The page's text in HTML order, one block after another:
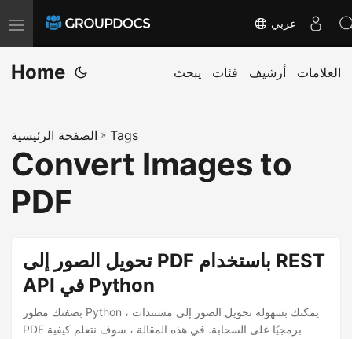
T
o
g
e
n
a
v
عربي
Home يبحث فئات أرشيف العلامات
الصفحة الرئيسية » Tags
Convert Images to
PDF
تحويل الصور إلى PDF باستخدام REST
API في Python
بصفتك مطور Python ، يمكنك بسهولة تحويل الصور إلى مستندات
PDF برمجيًا على السحابة. في هذه المقالة ، سوف نتعلم كيفية